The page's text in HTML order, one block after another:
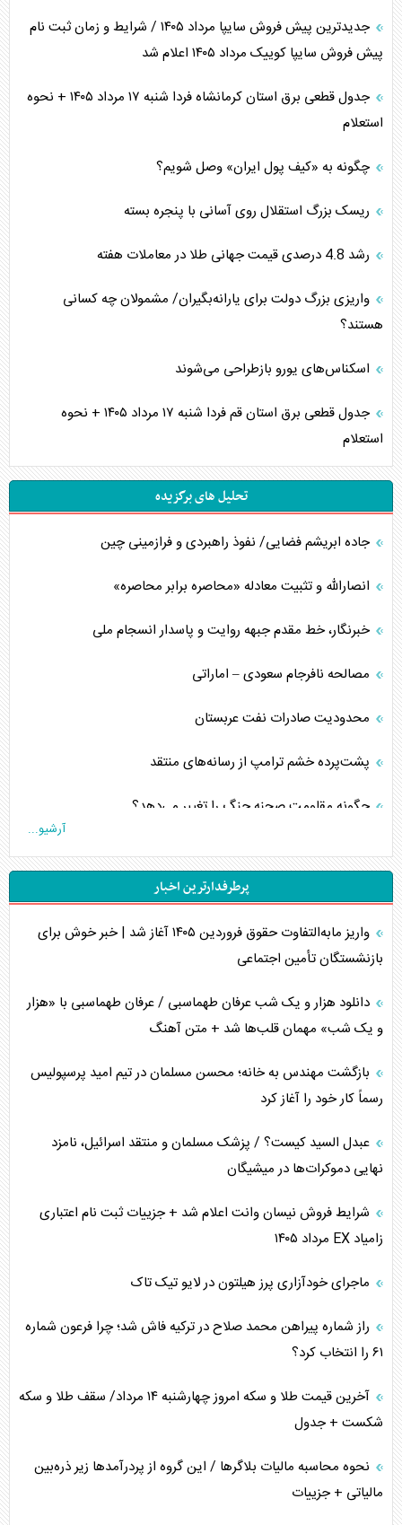
جدیدترین پیش فروش سایپا مرداد ۱۴۰۵ / شرایط و زمان ثبت نام
پیش فروش سایپا کوییک مرداد ۱۴۰۵ اعلام شد
جدول قطعی برق استان کرمانشاه فردا شنبه ۱۷ مرداد ۱۴۰۵ + نحوه
استعلام
چگونه به «کیف پول ایران» وصل شویم؟
ریسک بزرگ استقلال روی آسانی با پنجره بسته
رشد 4.8 درصدی قیمت جهانی طلا در معاملات هفته
واریزی بزرگ دولت برای یارانه‌بگیران/ مشمولان چه کسانی
هستند؟
اسکناس‌های یورو بازطراحی می‌شوند
جدول قطعی برق استان قم فردا شنبه ۱۷ مرداد ۱۴۰۵ + نحوه
استعلام
تحلیل های برگزیده
جاده ابریشم فضایی/ نفوذ راهبردی و فرازمینی چین
انصارالله و تثبیت معادله «محاصره برابر محاصره»
خبرنگار، خط مقدم جبهه روایت و پاسدار انسجام ملی
مصالحه نافرجام سعودی – اماراتی
محدودیت صادرات نفت عربستان
پشت‌پرده خشم ترامپ از رسانه‌های منتقد
چگونه مقاومت صحنه جنگ را تغییر می‌دهد؟
جنگ رمضان و معضل حضور نظامیان آمریکایی
تحلیل جامع پدیده تراستی‌ها
تأثیر جنگ ایران و آمریکا بر اقتصاد جهانی
اربعین، کابوس مشترک تل‌آویو-واشنگتن
برنامه هفتم توسعه در نقطه کور سیاستگذاری
کنوانسیون دریای خزر در راستای منافع ملی است؟
اوکراین بازوی مخرب آمریکا در غرب آسیا
اهمیت راهبردی اردن برای آمریکا
پیام، ظرفیت بالفعل‌نشده تجارت ایران
همسویی عربستان با سنتکام علیه متحدان ایران
ترامپ و توهم خلع سلاح حماس
آرشیو...
پرطرفدارترین اخبار
واریز مابه‌التفاوت حقوق فروردین ۱۴۰۵ آغاز شد | خبر خوش برای
بازنشستگان تأمین اجتماعی
دانلود هزار و یک شب عرفان طهماسبی / عرفان طهماسبی با «هزار
و یک شب» مهمان قلب‌ها شد + متن آهنگ
بازگشت مهندس به خانه؛ محسن مسلمان در تیم امید پرسپولیس
رسماً کار خود را آغاز کرد
عبدل السید کیست؟ / پزشک مسلمان و منتقد اسرائیل، نامزد
نهایی دموکرات‌ها در میشیگان
شرایط فروش نیسان وانت اعلام شد + جزییات ثبت نام اعتباری
زامیاد EX مرداد ۱۴۰۵
ماجرای خودآزاری پرز هیلتون در لایو تیک تاک
راز شماره پیراهن محمد صلاح در ترکیه فاش شد؛ چرا فرعون شماره
۶۱ را انتخاب کرد؟
آخرین قیمت طلا و سکه امروز چهارشنبه ۱۴ مرداد/ سقف طلا و سکه
شکست + جدول
نحوه محاسبه مالیات بلاگر‌ها / این گروه از پردرآمد‌ها زیر ذره‌بین
مالیاتی + جزییات